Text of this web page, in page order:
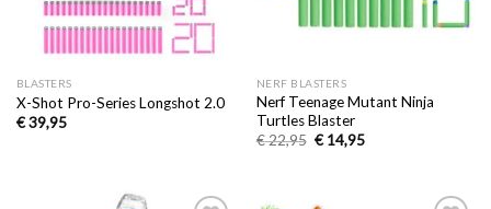
BLASTERS
X-Shot Pro-Series Longshot 2.0
€39,95
NERF BLASTERS
Nerf Teenage Mutant Ninja
Turtles Blaster
€22,95 €14,95